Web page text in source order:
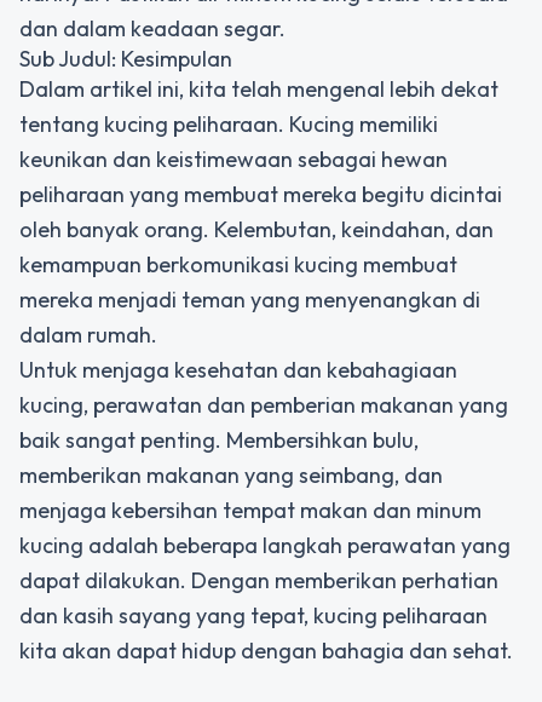
dan dalam keadaan segar.
Sub Judul: Kesimpulan
Dalam artikel ini, kita telah mengenal lebih dekat
tentang kucing peliharaan. Kucing memiliki
keunikan dan keistimewaan sebagai hewan
peliharaan yang membuat mereka begitu dicintai
oleh banyak orang. Kelembutan, keindahan, dan
kemampuan berkomunikasi kucing membuat
mereka menjadi teman yang menyenangkan di
dalam rumah.
Untuk menjaga kesehatan dan kebahagiaan
kucing, perawatan dan pemberian makanan yang
baik sangat penting. Membersihkan bulu,
memberikan makanan yang seimbang, dan
menjaga kebersihan tempat makan dan minum
kucing adalah beberapa langkah perawatan yang
dapat dilakukan. Dengan memberikan perhatian
dan kasih sayang yang tepat, kucing peliharaan
kita akan dapat hidup dengan bahagia dan sehat.